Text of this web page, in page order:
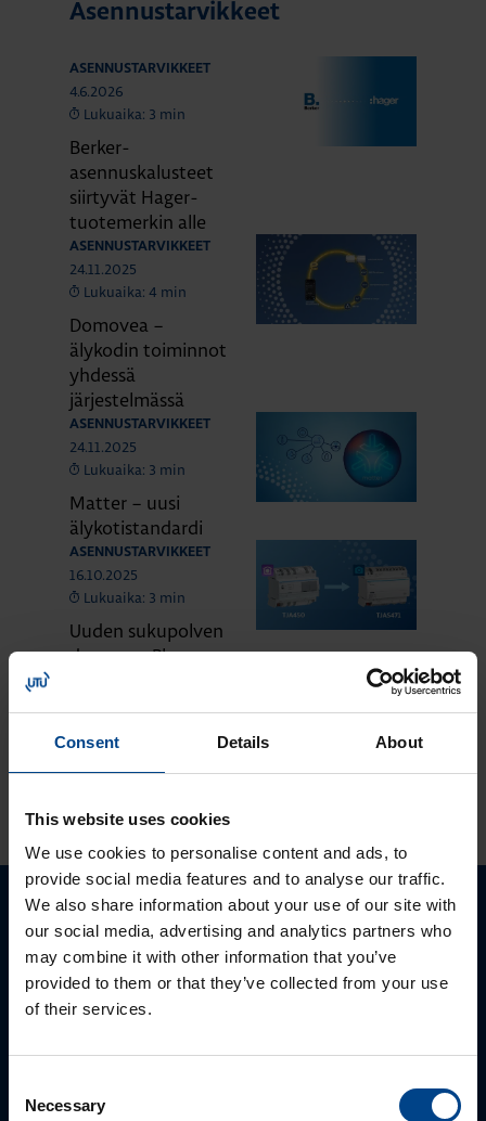
Consent Details About
This website uses cookies
We use cookies to personalise content and ads, to
provide social media features and to analyse our traffic.
We also share information about your use of our site with
our social media, advertising and analytics partners who
may combine it with other information that you’ve
provided to them or that they’ve collected from your use
of their services.
Selection
Necessary
Asennustarvikkeet
ASENNUSTARVIKKEET
4.6.2026
Lukuaika: 3 min
Berker-
asennuskalusteet
siirtyvät Hager-
tuotemerkin alle
ASENNUSTARVIKKEET
24.11.2025
Lukuaika: 4 min
Domovea –
älykodin toiminnot
yhdessä
järjestelmässä
ASENNUSTARVIKKEET
24.11.2025
Lukuaika: 3 min
Matter – uusi
älykotistandardi
ASENNUSTARVIKKEET
16.10.2025
Lukuaika: 3 min
Uuden sukupolven
domovea Plus
Ota yhteyttä!
Autamme mielellämme, jotta löydämme sinulle
parhaan ratkaisun. Otathan yhteyttä puhelimitse,